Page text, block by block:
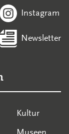
Instagram
Newsletter
Kultur